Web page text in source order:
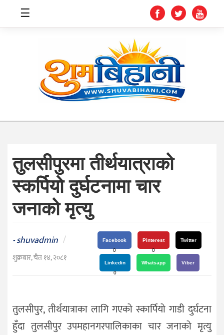
स्वास्थ्य
संघीय
प्रविधि
जीवनशैली
दर्शन
/
संस्कृति
राजनीति
☰
तुलसीपुरमा तीर्थयात्राको
स्कर्पियो दुर्घटनामा चार
जनाको मृत्यु
-shuvadmin /
शुक्रबार, चैत १४, २०८१
Facebook
0
Pinterest
0
Twitter
Linkedin
0
Whatsapp Viber
तुलसीपुर, तीर्थयात्राका लागि गएको स्कार्पियो गाडी दुर्घटना
हुँदा तुलसीपुर उपमहानगरपालिकाका चार जनाको मृत्यु